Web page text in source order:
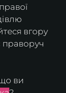
вгору
праворуч
ви